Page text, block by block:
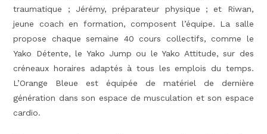
traumatique ; Jérémy, préparateur physique ; et Riwan,
jeune coach en formation, composent l’équipe. La salle
propose chaque semaine 40 cours collectifs, comme le
Yako Détente, le Yako Jump ou le Yako Attitude, sur des
créneaux horaires adaptés à tous les emplois du temps.
L’Orange Bleue est équipée de matériel de dernière
génération dans son espace de musculation et son espace
cardio.